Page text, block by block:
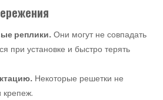
реплики. Они могут не совпадать
при установке и быстро терять
Некоторые решетки не
крепеж.